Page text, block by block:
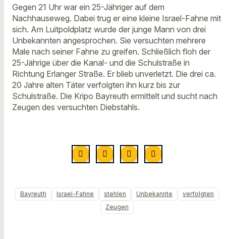
Gegen 21 Uhr war ein 25-Jähriger auf dem
Nachhauseweg. Dabei trug er eine kleine Israel-Fahne mit
sich. Am Luitpoldplatz wurde der junge Mann von drei
Unbekannten angesprochen. Sie versuchten mehrere
Male nach seiner Fahne zu greifen. Schließlich floh der
25-Jährige über die Kanal- und die Schulstraße in
Richtung Erlanger Straße. Er blieb unverletzt. Die drei ca.
20 Jahre alten Täter verfolgten ihn kurz bis zur
Schulstraße. Die Kripo Bayreuth ermittelt und sucht nach
Zeugen des versuchten Diebstahls.
Bayreuth Israel-Fahne stehlen Unbekannte
verfolgten
Zeugen